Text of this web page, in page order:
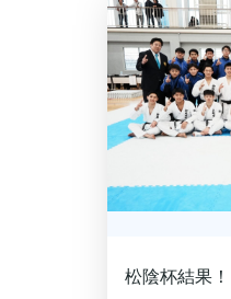
松陰杯結果！